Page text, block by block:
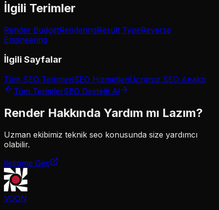
İlgili Terimler
Render BudgetRenderingResult TypeReverse
Engineering
İlgili Sayfalar
Tüm SEO TerimleriSEO HizmetleriÜcretsiz SEO Analizi
Tüm TerimlerSEO Desteği Al
Render Hakkında Yardım mı Lazım?
Uzman ekibimiz teknik seo konusunda size yardımcı
olabilir.
İletişime Geç
VOON